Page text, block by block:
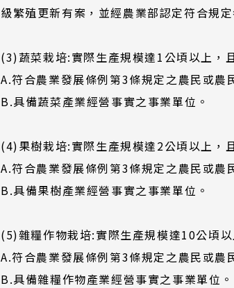
級繁殖更新有案，並經農業部認定符合規定
(3)蔬菜栽培:實際生產規模達1公頃以上，
A.符合農業發展條例第3條規定之農民或農
B.具備蔬菜產業經營事實之事業單位。
(4)果樹栽培:實際生產規模達2公頃以上，
A.符合農業發展條例第3條規定之農民或農
B.具備果樹產業經營事實之事業單位。
(5)雜糧作物栽培:實際生產規模達10公頃
A.符合農業發展條例第3條規定之農民或農
B.具備雜糧作物產業經營事實之事業單位。